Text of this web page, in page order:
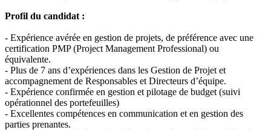
Profil du candidat :
- Expérience avérée en gestion de projets, de préférence avec une
certification PMP (Project Management Professional) ou
équivalente.
- Plus de 7 ans d’expériences dans les Gestion de Projet et
accompagnement de Responsables et Directeurs d’équipe.
- Expérience confirmée en gestion et pilotage de budget (suivi
opérationnel des portefeuilles)
- Excellentes compétences en communication et en gestion des
parties prenantes.